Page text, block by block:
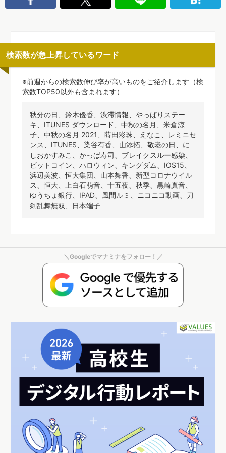
検索数が急上昇しているワード
※前週からの検索数伸び率が高いものをご紹介します（検
索数TOP50以外も含まれます）
秋分の日、鈴木優香、渋滞情報、やっぱりステー
キ、ITUNES ダウンロード、中秋の名月、米倉涼
子、中秋の名月 2021、蒔田彩珠、えなこ、レミニセ
ンス、ITUNES、染谷有香、山添拓、敬老の日、に
しおかすみこ、かっぱ寿司、ブレイクスルー感染、
ビットコイン、ハロウィン、キングダム、IOS15、
浜辺美波、恒大集団、山本舞香、新型コロナウイル
ス、恒大、上白石萌音、十五夜、秋季、黒崎真音、
ゆうちょ銀行、IPAD、風間ルミ、ニコニコ動画、刀
剣乱舞無双、日本端子
＼Googleでマナミナをフォロー！／